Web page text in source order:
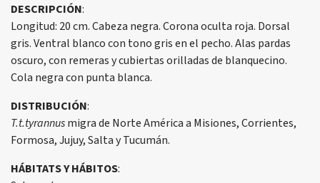
DESCRIPCIÓN:
Longitud: 20 cm. Cabeza negra. Corona oculta roja. Dorsal
gris. Ventral blanco con tono gris en el pecho. Alas pardas
oscuro, con remeras y cubiertas orilladas de blanquecino.
Cola negra con punta blanca.
DISTRIBUCIÓN:
T.t.tyrannusmigra de Norte América a Misiones, Corrientes,
Formosa, Jujuy, Salta y Tucumán.
HÁBITATS Y HÁBITOS: